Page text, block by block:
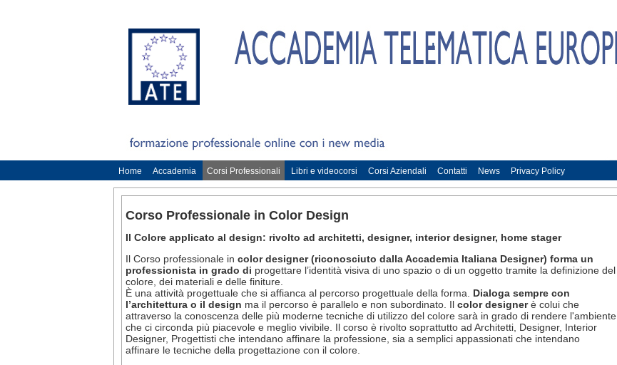
Home Accademia Corsi Professionali Libri e videocorsi Corsi Aziendali Contatti News Privacy Policy
Corso Professionale in Color Design
Il Colore applicato al design: rivolto ad architetti, designer, interior designer, home stager
Il Corso professionale in color designer (riconosciuto dalla Accademia Italiana Designer) forma un
professionista in grado di progettare l’identità visiva di uno spazio o di un oggetto tramite la definizione del
colore, dei materiali e delle finiture.
È una attività progettuale che si affianca al percorso progettuale della forma.
Dialoga sempre con
l’architettura o il design ma il percorso è parallelo e non subordinato. Il color designerè colui che
attraverso la conoscenza delle più moderne tecniche di utilizzo del colore sarà in grado di rendere l'ambiente
che ci circonda più piacevole e meglio vivibile. Il corso è rivolto soprattutto ad Architetti, Designer, Interior
Designer, Progettisti che intendano affinare la professione, sia a semplici appassionati che intendano
affinare le tecniche della progettazione con il colore.